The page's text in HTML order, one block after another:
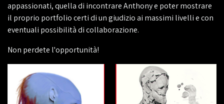
appassionati, quella di incontrare Anthony e poter mostrare
il proprio portfolio certi di un giudizio ai massimi livelli e con
eventuali possibilità di collaborazione.
Non perdete l'opportunità!